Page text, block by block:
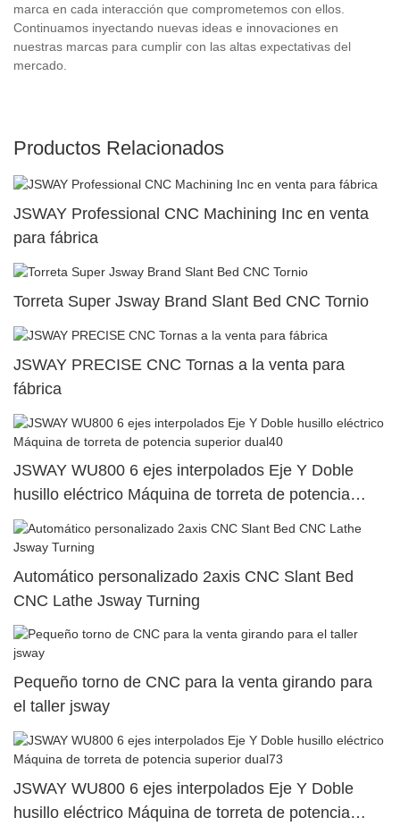
marca en cada interacción que comprometemos con ellos.
Continuamos inyectando nuevas ideas e innovaciones en
nuestras marcas para cumplir con las altas expectativas del
mercado.
Productos Relacionados
JSWAY Professional CNC Machining Inc en venta
para fábrica
Torreta Super Jsway Brand Slant Bed CNC Tornio
JSWAY PRECISE CNC Tornas a la venta para
fábrica
JSWAY WU800 6 ejes interpolados Eje Y Doble
husillo eléctrico Máquina de torreta de potencia
superior dual40
Automático personalizado 2axis CNC Slant Bed
CNC Lathe Jsway Turning
Pequeño torno de CNC para la venta girando para
el taller jsway
JSWAY WU800 6 ejes interpolados Eje Y Doble
husillo eléctrico Máquina de torreta de potencia